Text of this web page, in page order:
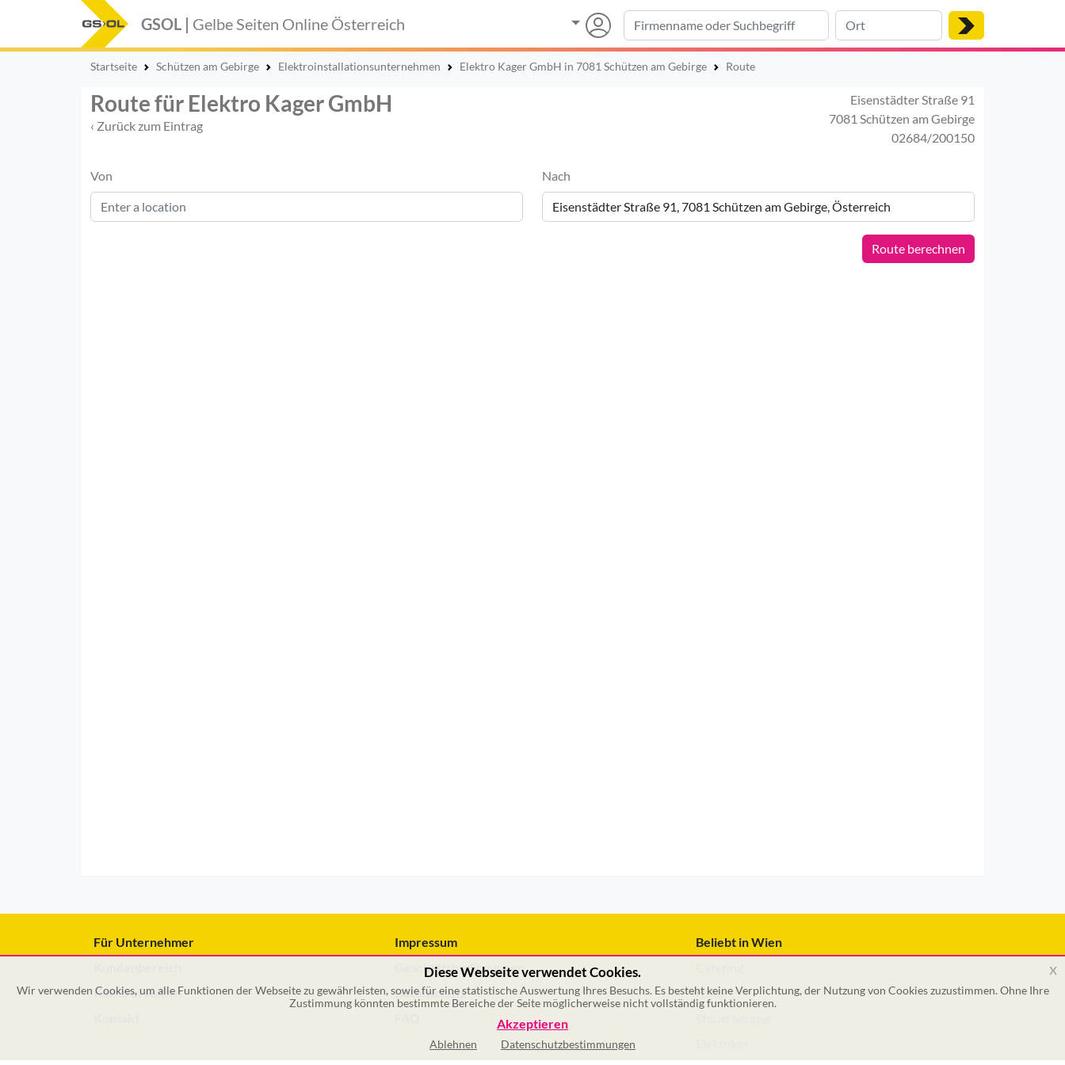
GSOL | Gelbe Seiten Online Österreich
Startseite Schützen am Gebirge Elektroinstallationsunternehmen Elektro Kager GmbH in 7081 Schützen am Gebirge Route
Route für Elektro Kager GmbH
‹ Zurück zum Eintrag
Eisenstädter Straße 91
7081 Schützen am Gebirge
02684/200150
Von Nach
Route berechnen
Für Unternehmer
Konto erstellen
Impressum
Geschäftsbedingungen
Datenschutz
Beliebt in Wien
Notar
Diese Webseite verwendet Cookies.
Wir verwenden Cookies, um alle Funktionen der Webseite zu gewährleisten, sowie für eine statistische Auswertung Ihres Besuchs. Es besteht keine Verplichtung, der Nutzung von Cookies zuzustimmen. Ohne Ihre
Zustimmung könnten bestimmte Bereiche der Seite möglicherweise nicht vollständig funktionieren.
Akzeptieren
Ablehnen Datenschutzbestimmungen
x